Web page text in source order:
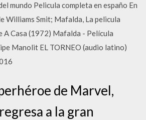
mundo Pelicula completa en españo En
Williams Smit; Mafalda, La pelicula
A Casa (1972) Mafalda - Película
Manolit EL TORNEO (audio latino)
de Marvel,
a la gran